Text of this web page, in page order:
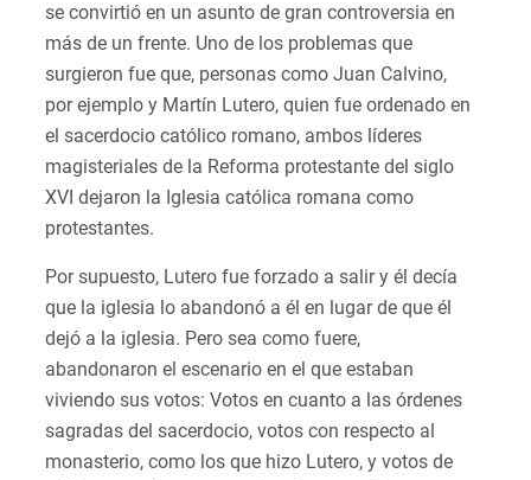
se convirtió en un asunto de gran controversia en
más de un frente. Uno de los problemas que
surgieron fue que, personas como Juan Calvino,
por ejemplo y Martín Lutero, quien fue ordenado en
el sacerdocio católico romano, ambos líderes
magisteriales de la Reforma protestante del siglo
XVI dejaron la Iglesia católica romana como
protestantes.
Por supuesto, Lutero fue forzado a salir y él decía
que la iglesia lo abandonó a él en lugar de que él
dejó a la iglesia. Pero sea como fuere,
abandonaron el escenario en el que estaban
viviendo sus votos: Votos en cuanto a las órdenes
sagradas del sacerdocio, votos con respecto al
monasterio, como los que hizo Lutero, y votos de